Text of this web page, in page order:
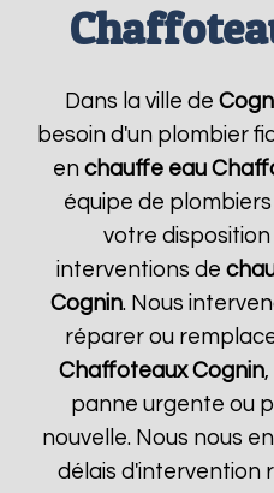
Dans la ville de
besoin d'un plombier
en chauffe eau
équipe de
votre
interventions de
Cognin. Nous
réparer ou
Chaffoteaux Cognin,
panne urgente ou
nouvelle. Nous nous
délais d'intervention